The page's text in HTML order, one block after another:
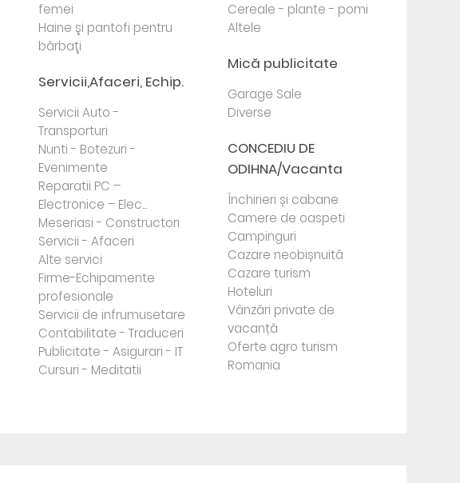
femei
Haine şi pantofi pentru
bărbaţi
Servicii,Afaceri, Echip.
Servicii Auto -
Transporturi
Nunti - Botezuri -
Evenimente
Reparatii PC –
Electronice – Elec...
Meseriasi - Constructori
Servicii - Afaceri
Alte servici
Firme-Echipamente
profesionale
Servicii de infrumusetare
Contabilitate - Traduceri
Publicitate - Asigurari - IT
Cursuri - Meditatii
Cereale - plante - pomi
Altele
Mică publicitate
Garage Sale
Diverse
CONCEDIU DE
ODIHNA/Vacanta
Închirieri și cabane
Camere de oaspeti
Campinguri
Cazare neobișnuită
Cazare turism
Hoteluri
Vânzări private de
vacanță
Oferte agro turism
Romania